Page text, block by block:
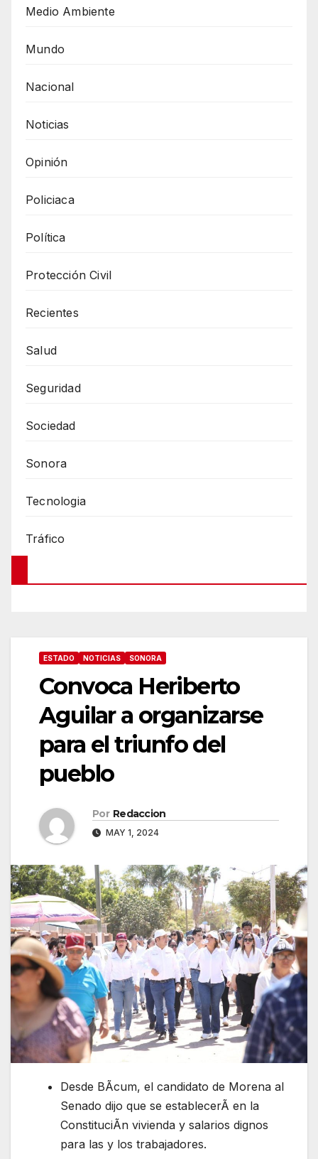
Medio Ambiente
Mundo
Nacional
Noticias
Opinión
Policiaca
Política
Protección Civil
Recientes
Salud
Seguridad
Sociedad
Sonora
Tecnologia
Tráfico
ESTADO NOTICIAS SONORA
Convoca Heriberto
Aguilar a organizarse
para el triunfo del
pueblo
Por Redaccion
MAY 1, 2024
Desde BÃcum, el candidato de Morena al
Senado dijo que se establecerÃ en la
ConstituciÃn vivienda y salarios dignos
para las y los trabajadores.